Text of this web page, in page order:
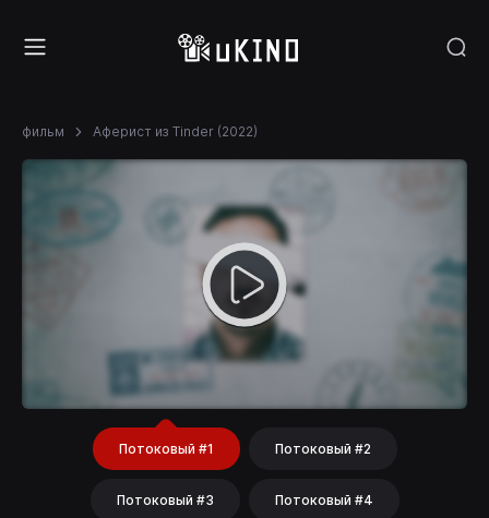
фильм Аферист из Tinder (2022)
Потоковый #1 Потоковый #2
Потоковый #3 Потоковый #4